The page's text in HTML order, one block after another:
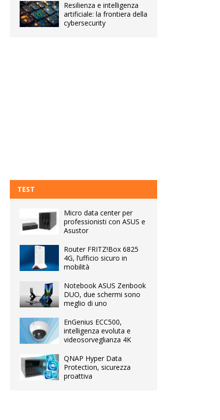
Resilienza e intelligenza
artificiale: la frontiera della
cybersecurity
TEST
Micro data center per
professionisti con ASUS e
Asustor
Router FRITZ!Box 6825
4G, l’ufficio sicuro in
mobilità
Notebook ASUS Zenbook
DUO, due schermi sono
meglio di uno
EnGenius ECC500,
intelligenza evoluta e
videosorveglianza 4K
QNAP Hyper Data
Protection, sicurezza
proattiva